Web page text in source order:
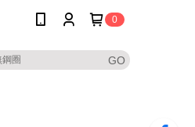
0